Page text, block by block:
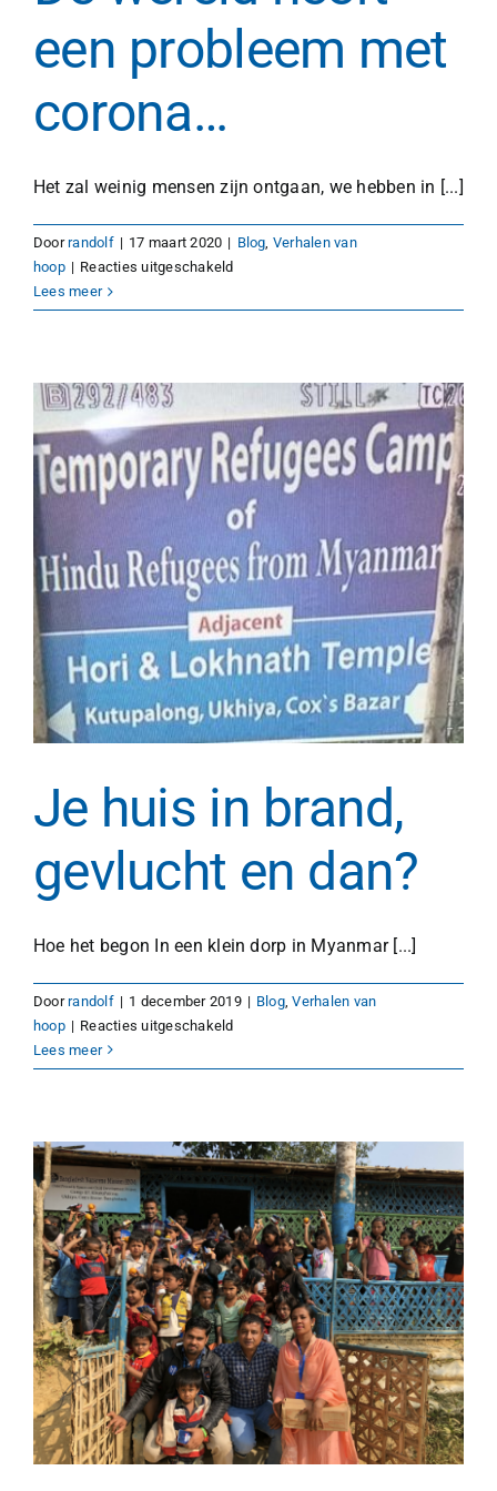
een probleem met
corona…
Het zal weinig mensen zijn ontgaan, we hebben in [...]
Doorrandolf | 17 maart 2020 | Blog, Verhalen van
hoop | Reacties uitgeschakeldvoor
wereld
probleem
corona…
Lees meer
Je huis in brand,
gevlucht en dan?
Hoe het begon In een klein dorp in Myanmar [...]
Doorrandolf | 1 december 2019 | Blog,Verhalen van
hoop | Reacties uitgeschakeldvoor
huis
gevlucht
en
dan?
Lees meer